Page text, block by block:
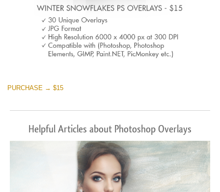
PURCHASE → $15
Helpful Articles about Photoshop Overlays